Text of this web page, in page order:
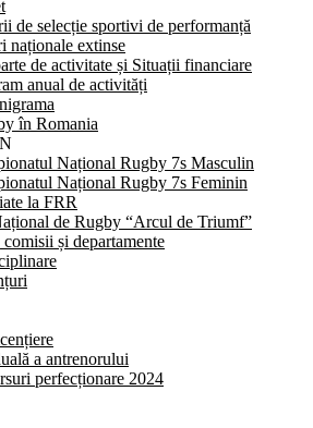
de selecție sportivi de performanță
naționale extinse
de activitate și Situații financiare
anual de activități
în Romania
Național Rugby 7s Masculin
Național Rugby 7s Feminin
la FRR
de Rugby “Arcul de Triumf”
și departamente
a antrenorului
perfecționare 2024